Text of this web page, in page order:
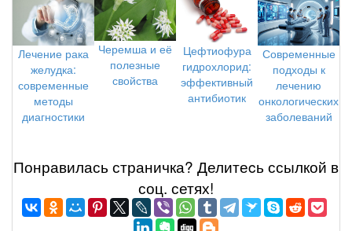
Лечение рака
желудка:
современные
методы
диагностики
Черемша и её
полезные
свойства
Цефтиофура
гидрохлорид:
эффективный
антибиотик
Современные
подходы к
лечению
онкологических
заболеваний
Понравилась страничка? Делитеcь ссылкой в
соц. сетях!